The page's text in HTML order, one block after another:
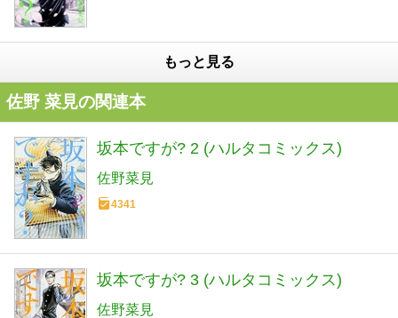
もっと見る
佐野 菜見の関連本
坂本ですが? 2 (ハルタコミックス)
佐野菜見
4341
坂本ですが? 3 (ハルタコミックス)
佐野菜見